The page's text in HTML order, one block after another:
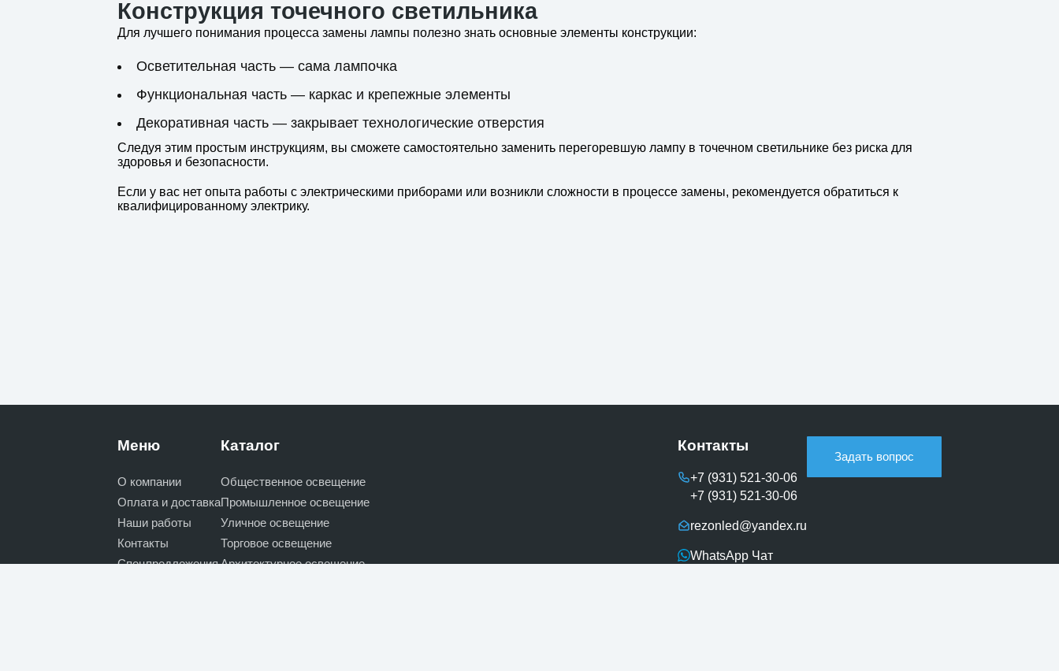
Конструкция точечного светильника
Для лучшего понимания процесса замены лампы полезно знать основные элементы конструкции:
Осветительная часть — сама лампочка
Функциональная часть — каркас и крепежные элементы
Декоративная часть — закрывает технологические отверстия
Следуя этим простым инструкциям, вы сможете самостоятельно заменить перегоревшую лампу в точечном светильнике без риска для
здоровья и безопасности.
Если у вас нет опыта работы с электрическими приборами или возникли сложности в процессе замены, рекомендуется обратиться к
квалифицированному электрику.
Меню
О компании
Оплата и доставка
Наши работы
Контакты
Спецпредложения
Каталог
Общественное освещение
Промышленное освещение
Уличное освещение
Торговое освещение
Архитектурное освещение
Контакты
+7 (931) 521-30-06
+7 (931) 521-30-06
rezonled@yandex.ru
WhatsApp Чат
Задать вопрос